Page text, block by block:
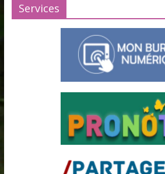
Services